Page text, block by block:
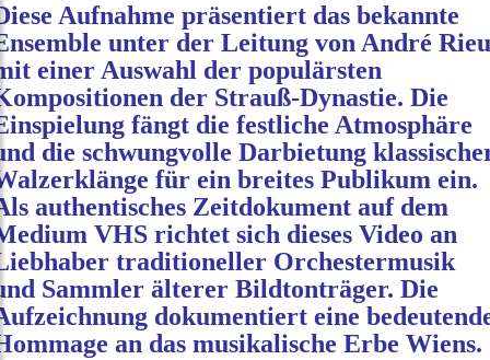
Aufnahme präsentiert das bekannte
unter der Leitung von André Rieu
einer Auswahl der populärsten
der Strauß-Dynastie. Die
fängt die festliche Atmosphäre
die schwungvolle Darbietung
für ein breites Publikum ein.
authentisches Zeitdokument auf dem
VHS richtet sich dieses Video an
traditioneller Orchestermusik
Sammler älterer Bildtonträger. Die
dokumentiert eine
an das musikalische Erbe Wiens.